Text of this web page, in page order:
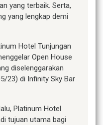
yang terbaik. Serta,
yang lengkap demi
Hotel Tunjungan
Open House
diselenggarakan
23) di Infinity Sky Bar
Platinum Hotel
tujuan utama bagi